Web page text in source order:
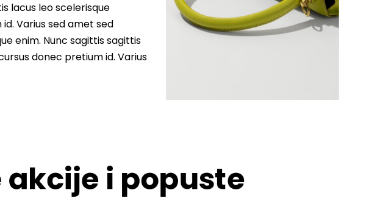
lacus leo scelerisque
Varius sed amet sed
enim. Nunc sagittis sagittis
donec pretium id. Varius
i popuste